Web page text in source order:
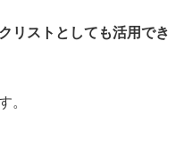
リストとしても活用でき
。